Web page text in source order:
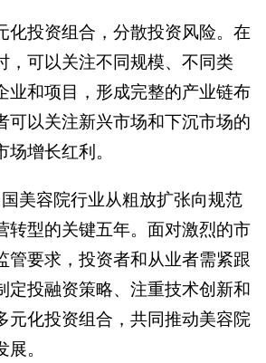
化投资组合，分散投资风险。在
，可以关注不同规模、不同类
业和项目，形成完整的产业链布
可以关注新兴市场和下沉市场的
增长红利。
美容院行业从粗放扩张向规范
转型的关键五年。面对激烈的市
管要求，投资者和从业者需紧跟
定投融资策略、注重技术创新和
元化投资组合，共同推动美容院
。